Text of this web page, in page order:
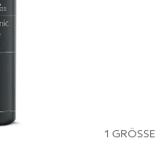
1 GRÖSSE